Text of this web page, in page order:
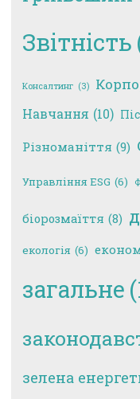
Звітність
Консалтинг (3)
Навчання (10)
Різноманіття (9)
Управління ESG (6)
біорозмаїття (8)
екологія (6)
загальне
зелена